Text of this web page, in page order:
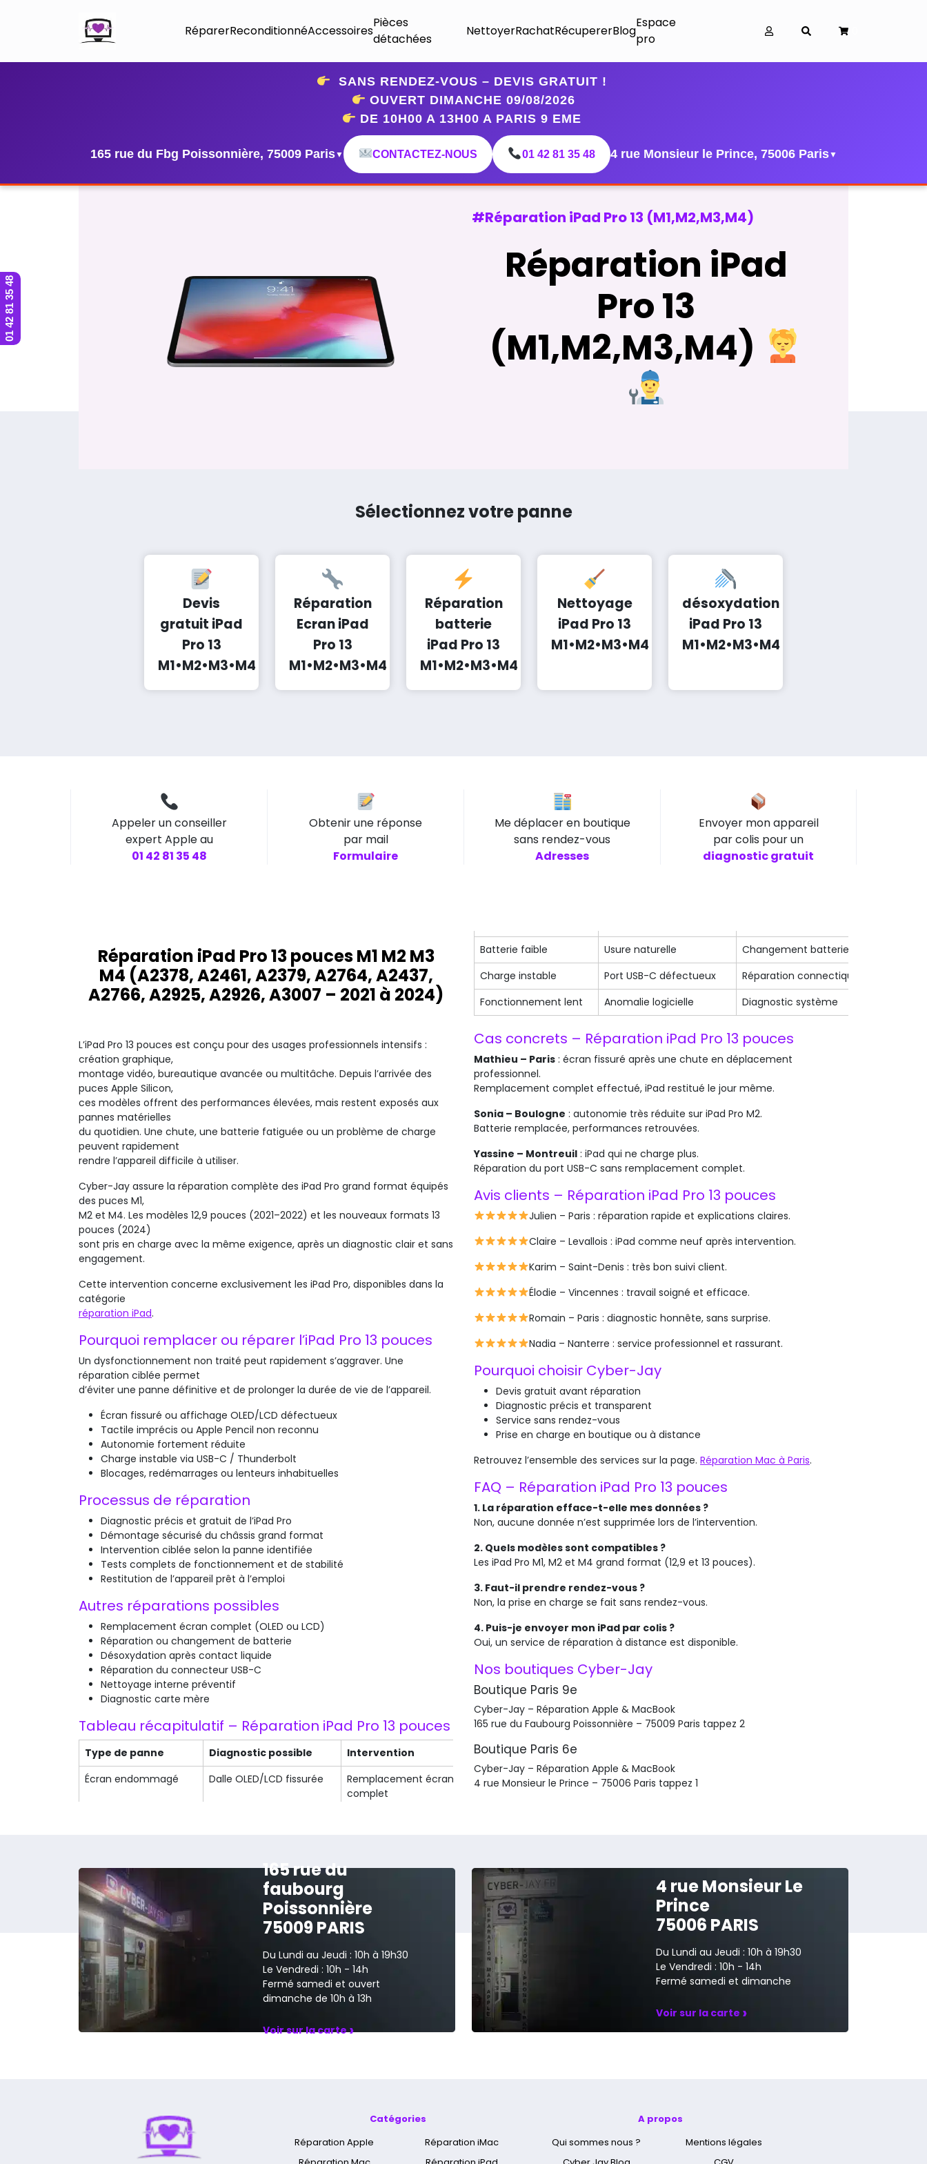
RéparerReconditionnéAccessoires
Pièces
détachées
NettoyerRachatRécupererBlog
Espace
pro
SANS RENDEZ-VOUS – DEVIS GRATUIT !
OUVERT DIMANCHE 09/08/2026
DE 10H00 A 13H00 A PARIS 9 EME
165 rue du Fbg Poissonnière, 75009 Paris▼ CONTACTEZ-NOUS 01 42 81 35 48 4 rue Monsieur le Prince, 75006 Paris▼
#Réparation iPad Pro 13 (M1,M2,M3,M4)
Réparation iPad
Pro 13
(M1,M2,M3,M4)
Sélectionnez votre panne
Devis
gratuit iPad
Pro 13
M1•M2•M3•M4
Réparation
Ecran iPad
Pro 13
M1•M2•M3•M4
Réparation
batterie
iPad Pro 13
M1•M2•M3•M4
Nettoyage
iPad Pro 13
M1•M2•M3•M4
désoxydation
iPad Pro 13
M1•M2•M3•M4
Appeler un conseiller
expert Apple au
01 42 81 35 48
Obtenir une réponse
par mail
Formulaire
Me déplacer en boutique
sans rendez-vous
Adresses
Envoyer mon appareil
par colis pour un
diagnostic gratuit
Réparation iPad Pro 13 pouces M1 M2 M3
M4 (A2378, A2461, A2379, A2764, A2437,
A2766, A2925, A2926, A3007 – 2021 à 2024)
L’iPad Pro 13 pouces est conçu pour des usages professionnels intensifs :
création graphique,
montage vidéo, bureautique avancée ou multitâche. Depuis l’arrivée des
puces Apple Silicon,
ces modèles offrent des performances élevées, mais restent exposés aux
pannes matérielles
du quotidien. Une chute, une batterie fatiguée ou un problème de charge
peuvent rapidement
rendre l’appareil difficile à utiliser.
Cyber-Jay assure la réparation complète des iPad Pro grand format équipés
des puces M1,
M2 et M4. Les modèles 12,9 pouces (2021–2022) et les nouveaux formats 13
pouces (2024)
sont pris en charge avec la même exigence, après un diagnostic clair et sans
engagement.
Cette intervention concerne exclusivement les iPad Pro, disponibles dans la
catégorie
réparation iPad.
Pourquoi remplacer ou réparer l’iPad Pro 13 pouces
Un dysfonctionnement non traité peut rapidement s’aggraver. Une
réparation ciblée permet
d’éviter une panne définitive et de prolonger la durée de vie de l’appareil.
Écran fissuré ou affichage OLED/LCD défectueux
Tactile imprécis ou Apple Pencil non reconnu
Autonomie fortement réduite
Charge instable via USB-C / Thunderbolt
Blocages, redémarrages ou lenteurs inhabituelles
Processus de réparation
Diagnostic précis et gratuit de l’iPad Pro
Démontage sécurisé du châssis grand format
Intervention ciblée selon la panne identifiée
Tests complets de fonctionnement et de stabilité
Restitution de l’appareil prêt à l’emploi
Autres réparations possibles
Remplacement écran complet (OLED ou LCD)
Réparation ou changement de batterie
Désoxydation après contact liquide
Réparation du connecteur USB-C
Nettoyage interne préventif
Diagnostic carte mère
Tableau récapitulatif – Réparation iPad Pro 13 pouces
Type de panne Diagnostic possible Intervention
Délai moyen
Écran endommagé
Dalle OLED/LCD fissurée
Remplacement écran
complet
1 à 2 h
Batterie faible Usure naturelle Changement batterie
Charge instable
Port USB-C défectueux Réparation connectique
Fonctionnement lent
Anomalie logicielle Diagnostic système
Cas concrets – Réparation iPad Pro 13 pouces
Mathieu – Paris : écran fissuré après une chute en déplacement
professionnel.
Remplacement complet effectué, iPad restitué le jour même.
Sonia – Boulogne : autonomie très réduite sur iPad Pro M2.
Batterie remplacée, performances retrouvées.
Yassine – Montreuil : iPad qui ne charge plus.
Réparation du port USB-C sans remplacement complet.
Avis clients – Réparation iPad Pro 13 pouces
Julien – Paris : réparation rapide et explications claires.
Claire – Levallois : iPad comme neuf après intervention.
Karim – Saint-Denis : très bon suivi client.
Élodie – Vincennes : travail soigné et efficace.
Romain – Paris : diagnostic honnête, sans surprise.
Nadia – Nanterre : service professionnel et rassurant.
Pourquoi choisir Cyber-Jay
Devis gratuit avant réparation
Diagnostic précis et transparent
Service sans rendez-vous
Prise en charge en boutique ou à distance
Retrouvez l’ensemble des services sur la page. Réparation Mac à Paris.
FAQ – Réparation iPad Pro 13 pouces
1. La réparation efface-t-elle mes données ?
Non, aucune donnée n’est supprimée lors de l’intervention.
2. Quels modèles sont compatibles ?
Les iPad Pro M1, M2 et M4 grand format (12,9 et 13 pouces).
3. Faut-il prendre rendez-vous ?
Non, la prise en charge se fait sans rendez-vous.
4. Puis-je envoyer mon iPad par colis ?
Oui, un service de réparation à distance est disponible.
Nos boutiques Cyber-Jay
Boutique Paris 9e
Cyber-Jay – Réparation Apple & MacBook
165 rue du Faubourg Poissonnière – 75009 Paris tappez 2
Boutique Paris 6e
Cyber-Jay – Réparation Apple & MacBook
4 rue Monsieur le Prince – 75006 Paris tappez 1
165 rue du
faubourg
Poissonnière
75009 PARIS
Du Lundi au Jeudi : 10h à 19h30
Le Vendredi : 10h - 14h
Fermé samedi et ouvert
dimanche de 10h à 13h
Voir sur la carte›
4 rue Monsieur Le
Prince
75006 PARIS
Du Lundi au Jeudi : 10h à 19h30
Le Vendredi : 10h - 14h
Fermé samedi et dimanche
Voir sur la carte ›
Catégories
Réparation Apple
Réparation iMac
A propos
Qui sommes nous ?
Mentions légales
01 42 81 35 48